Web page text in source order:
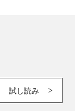
試し読み